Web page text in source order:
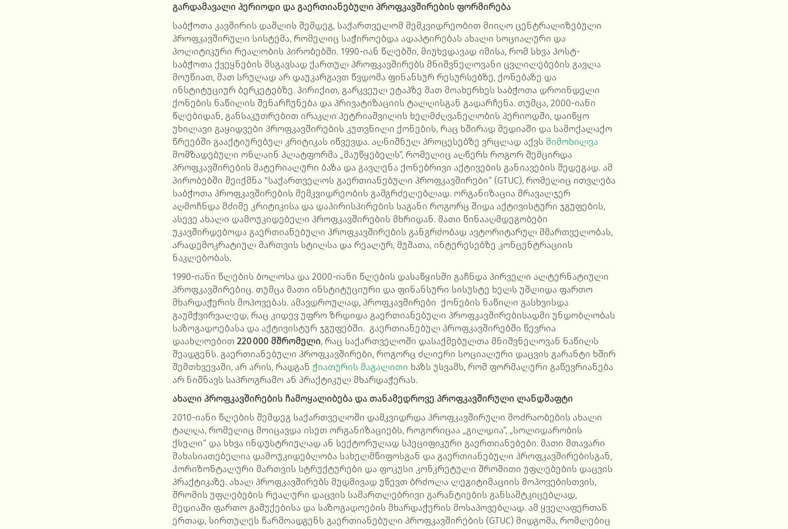
გარდამავალი პერიოდი და გაერთიანებული პროფკავშირების ფორმირება
საბჭოთა კავშირის დაშლის შემდეგ, საქართველომ მემკვიდრეობით მიიღო ცენტრალიზებული
პროფკავშირული სისტემა, რომელიც საჭიროებდა ადაპტირებას ახალი სოციალური და
პოლიტიკური რეალობის პირობებში. 1990-იან წლებში, მიუხედავად იმისა, რომ სხვა პოსტ-
საბჭოთა ქვეყნების მსგავსად ქართულ პროფკავშირებს მნიშვნელოვანი ცვლილებების გავლა
მოუწიათ, მათ სრულად არ დაუკარგავთ წვდომა ფინანსურ რესურსებზე, ქონებაზე და
ინსტიტუციურ ბერკეტებზე. პირიქით, გარკვეულ ეტაპზე მათ მოახერხეს საბჭოთა დროინდელი
ქონების ნაწილის შენარჩუნება და პრივატიზაციის ტალღისგან გადარჩენა. თუმცა, 2000-იანი
წლებიდან, განსაკუთრებით ირაკლი პეტრიაშვილის ხელმძღვანელობის პერიოდში, დაიწყო
უხილავი გაყიდვები პროფკავშირების კუთვნილი ქონების, რაც ხშირად მედიაში და სამოქალაქო
წრეებში გააქტიურებულ კრიტიკას იწვევდა. აღნიშნულ პროცესებზე ვრცლად აქვს მიმოხილვა
მომზადებული ონლაინ პლატფორმა „მაუწყებელს“, რომელიც აღწერს როგორ შემცირდა
პროფკავშირების მატერიალური ბაზა და გავლენა ქონებრივი აქტივების განიავების შედეგად. ამ
პირობებში შეიქმნა "საქართველოს გაერთიანებული პროფკავშირები“ (GTUC), რომელიც ითვლება
საბჭოთა პროფკავშირების მემკვიდრეობის გამგრძელებლად. ორგანიზაცია მრავალჯერ
აღმოჩნდა მძიმე კრიტიკისა და დაპირისპირების საგანი როგორც შიდა აქტივისტური ჯგუფების,
ასევე ახალი დამოუკიდებელი პროფკავშირების მხრიდან. მათი წინააღმდეგობები
უკავშირდებოდა გაერთიანებული პროფკავშირების განგრძობად ავტორიტარულ მმართველობას,
არადემოკრატიულ მართვის სტილსა და რეალურ, მუშათა, ინტერესებზე კონცენტრაციის
ნაკლებობას.
1990-იანი წლების ბოლოსა და 2000-იანი წლების დასაწყისში გაჩნდა პირველი ალტერნატიული
პროფკავშირებიც. თუმცა მათი ინსტიტუციური და ფინანსური სისუსტე ხელს უშლიდა ფართო
მხარდაჭერის მოპოვებას. ამავდროულად, პროფკავშირები ქონების ნაწილი გასხვისდა
გაუმჭვირვალედ, რაც კიდევ უფრო ზრდიდა გაერთიანებული პროფკავშირებისადმი უნდობლობას
საზოგადოებასა და აქტივისტურ ჯგუფებში. გაერთიანებულ პროფკავშირებში წევრია
დაახლოებით 220000 მშრომელი, რაც საქართველოში დასაქმებულთა მნიშვნელოვან ნაწილს
შეადგენს. გაერთიანებული პროფკავშირები, როგორც ძლიერი სოციალური დაცვის გარანტი ხშირ
შემთხვევაში, არ არის, რადგან ჭიათურის მაგალითი ხაზს უსვამს, რომ ფორმალური გაწევრიანება
არ ნიშნავს საპროგრამო ან პრაქტიკულ მხარდაჭერას.
ახალი პროფკავშირების ჩამოყალიბება და თანამედროვე პროფკავშირული ლანდშაფტი
2010-იანი წლების შემდეგ საქართველოში დამკვიდრდა პროფკავშირული მოძრაობების ახალი
ტალღა, რომელიც მოიცავდა ისეთ ორგანიზაციებს, როგორიცაა „გილდია“, „სოლიდარობის
ქსელი“ და სხვა ინდუსტრიულად ან სექტორულად სპეციფიკური გაერთიანებები. მათი მთავარი
მახასიათებელია დამოუკიდებლობა სახელმწიფოსგან და გაერთიანებული პროფკავშირებისგან,
ჰორიზონტალური მართვის სტრუქტურები და ფოკუსი კონკრეტული შრომითი უფლებების დაცვის
პრაქტიკაზე. ახალ პროფკავშირებს მუდმივად უწევთ ბრძოლა ლეგიტიმაციის მოპოვებისთვის,
შრომის უფლებების რეალური დაცვის სამართლებრივი გარანტიების განსამტკიცებლად,
მედიაში ფართო გაშუქებისა და საზოგადოების მხარდაჭერის მოსაპოვებლად. ამ ყველაფერთან
ერთად, სირთულეს წარმოადგენს გაერთიანებული პროფკავშირების (GTUC) მიდგომა, რომლებიც